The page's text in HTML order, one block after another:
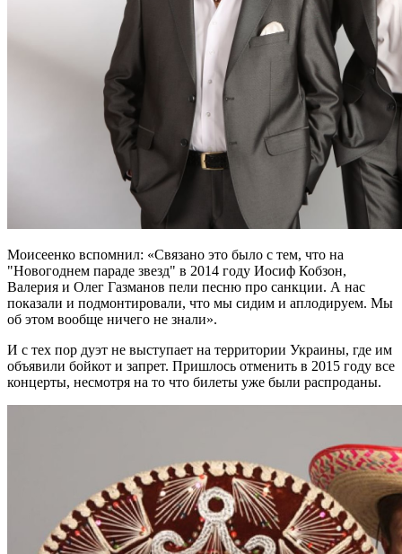
Моисеенко вспомнил: «Связано это было с тем, что на
"Новогоднем параде звезд" в 2014 году Иосиф Кобзон,
Валерия и Олег Газманов пели песню про санкции. А нас
показали и подмонтировали, что мы сидим и аплодируем. Мы
об этом вообще ничего не знали».
И с тех пор дуэт не выступает на территории Украины, где им
объявили бойкот и запрет. Пришлось отменить в 2015 году все
концерты, несмотря на то что билеты уже были распроданы.